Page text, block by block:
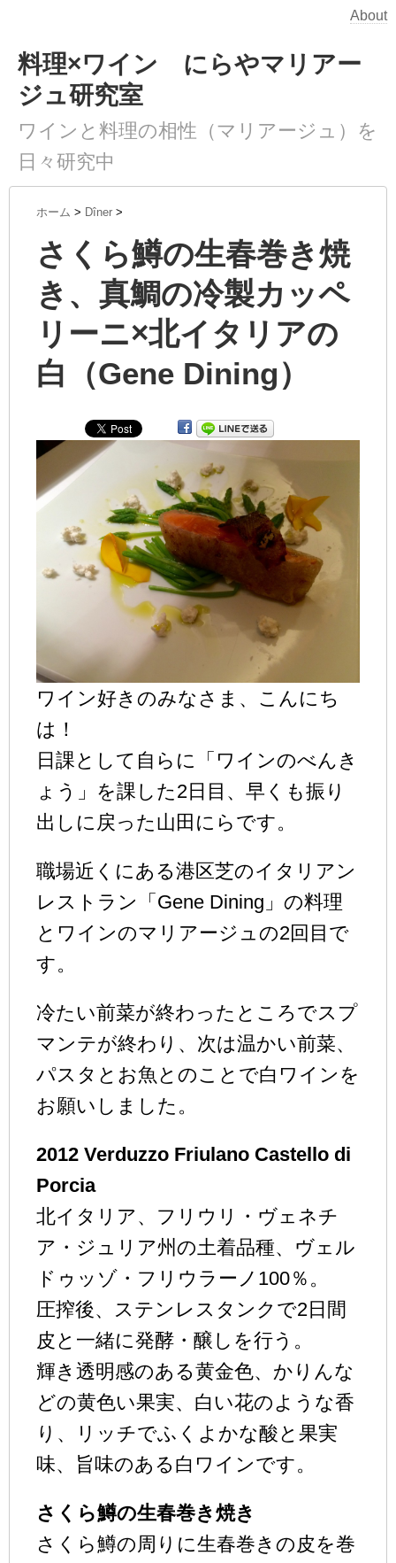
About
料理×ワイン にらやマリアー
ジュ研究室
ワインと料理の相性（マリアージュ）を
日々研究中
ホーム > Dîner >
さくら鱒の生春巻き焼
き、真鯛の冷製カッペ
リーニ×北イタリアの
白（Gene Dining）
ワイン好きのみなさま、こんにち
は！
日課として自らに「ワインのべんき
ょう」を課した2日目、早くも振り
出しに戻った山田にらです。
職場近くにある港区芝のイタリアン
レストラン「Gene Dining」の料理
とワインのマリアージュの2回目で
す。
冷たい前菜が終わったところでスプ
マンテが終わり、次は温かい前菜、
パスタとお魚とのことで白ワインを
お願いしました。
2012 Verduzzo Friulano Castello di
Porcia
北イタリア、フリウリ・ヴェネチ
ア・ジュリア州の土着品種、ヴェル
ドゥッゾ・フリウラーノ100％。
圧搾後、ステンレスタンクで2日間
皮と一緒に発酵・醸しを行う。
輝き透明感のある黄金色、かりんな
どの黄色い果実、白い花のような香
り、リッチでふくよかな酸と果実
味、旨味のある白ワインです。
さくら鱒の生春巻き焼き
さくら鱒の周りに生春巻きの皮を巻